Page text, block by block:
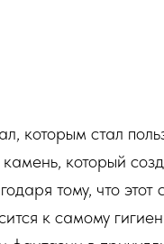
которым стал
который
тому, что
к самому